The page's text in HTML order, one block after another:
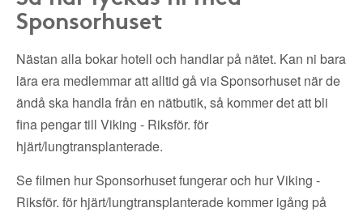
Sponsorhuset
Nästan alla bokar hotell och handlar på nätet. Kan ni bara
lära era medlemmar att alltid gå via Sponsorhuset när de
ändå ska handla från en nätbutik, så kommer det att bli
fina pengar till Viking - Riksför. för
hjärt/lungtransplanterade.
Se filmen hur Sponsorhuset fungerar och hur Viking -
Riksför. för hjärt/lungtransplanterade kommer igång på